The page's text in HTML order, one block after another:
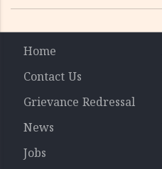
Home
Contact Us
Grievance Redressal
News
Jobs